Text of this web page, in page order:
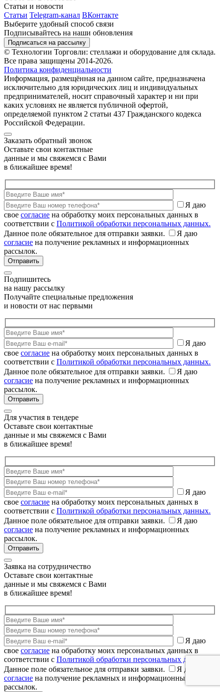
Статьи и новости
Статьи Telegram-канал ВКонтакте
Выберите удобный способ связи
Подписывайтесь на наши обновления
Подписаться на рассылку
© Технологии Торговли: стеллажи и оборудование для склада.
Все права защищены 2014-2026.
Политика конфиденциальности
Информация, размещённая на данном сайте, предназначена
исключительно для юридических лиц и индивидуальных
предпринимателей, носит справочный характер и ни при
каких условиях не является публичной офертой,
определяемой пунктом 2 статьи 437 Гражданского кодекса
Российской Федерации.
Заказать обратный звонок
Оставьте свои контактные
данные и мы свяжемся с Вами
в ближайшее время!
Я даю
свое согласие на обработку моих персональных данных в
соответствии с Политикой обработки персональных данных.
Данное поле обязательное для отправки заявки.
Я даю
согласие на получение рекламных и информационных
рассылок.
Подпишитесь
на нашу рассылку
Получайте специальные предложения
и новости от нас первыми
Я даю
свое согласие на обработку моих персональных данных в
соответствии с Политикой обработки персональных данных.
Данное поле обязательное для отправки заявки.
Я даю
согласие на получение рекламных и информационных
рассылок.
Для участия в тендере
Оставьте свои контактные
данные и мы свяжемся с Вами
в ближайшее время!
Я даю
свое согласие на обработку моих персональных данных в
соответствии с Политикой обработки персональных данных.
Данное поле обязательное для отправки заявки.
Я даю
согласие на получение рекламных и информационных
рассылок.
Заявка на сотрудничество
Оставьте свои контактные
данные и мы свяжемся с Вами
в ближайшее время!
Я даю
свое согласие на обработку моих персональных данных в
соответствии с Политикой обработки персональных данных.
Данное поле обязательное для отправки заявки.
Я даю
согласие на получение рекламных и информационных
рассылок.